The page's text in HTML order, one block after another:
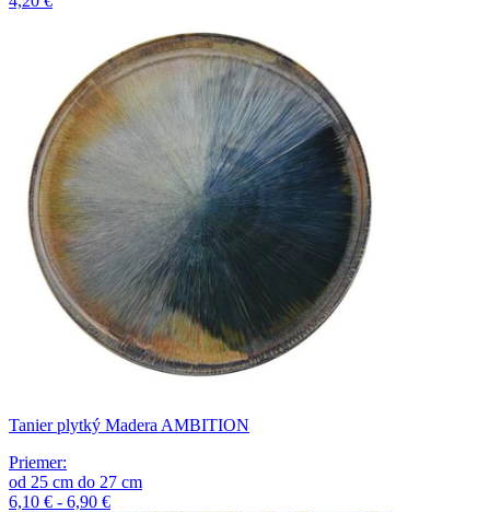
Tanier plytký Madera AMBITION
Priemer:
od 25 cm do 27 cm
6,10 € - 6,90 €